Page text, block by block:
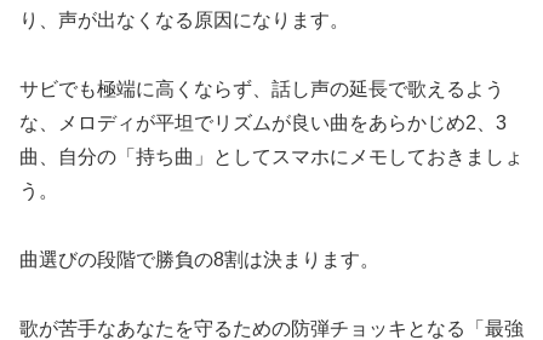
り、声が出なくなる原因になります。
サビでも極端に高くならず、話し声の延長で歌えるよう
な、メロディが平坦でリズムが良い曲をあらかじめ2、3
曲、自分の「持ち曲」としてスマホにメモしておきましょ
う。
曲選びの段階で勝負の8割は決まります。
歌が苦手なあなたを守るための防弾チョッキとなる「最強